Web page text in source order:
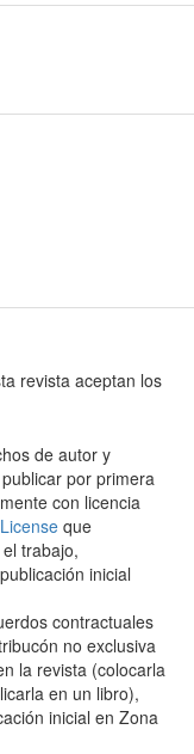
revista aceptan los
de autor y
por primera
con licencia
que
trabajo,
inicial
contractuales
no exclusiva
la revista (colocarla
en un libro),
inicial en Zona